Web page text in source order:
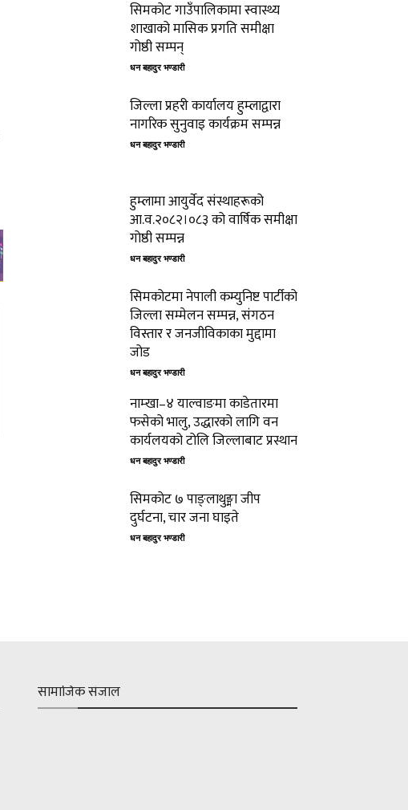
सिमकोट गाउँपालिकामा स्वास्थ्य
शाखाको मासिक प्रगति समीक्षा
गोष्ठी सम्पन्
धन बहादुर भण्डारी
जिल्ला प्रहरी कार्यालय हुम्लाद्वारा
नागरिक सुनुवाइ कार्यक्रम सम्पन्न
धन बहादुर भण्डारी
हुम्लामा आयुर्वेद संस्थाहरूको
आ.व.२०८२।०८३ को वार्षिक समीक्षा
गोष्ठी सम्पन्न
धन बहादुर भण्डारी
सिमकोटमा नेपाली कम्युनिष्ट पार्टीको
जिल्ला सम्मेलन सम्पन्न, संगठन
विस्तार र जनजीविकाका मुद्दामा
जोड
धन बहादुर भण्डारी
नाम्खा–४ याल्वाङमा काडेतारमा
फसेको भालु, उद्धारको लागि वन
कार्यलयको टोलि जिल्लाबाट प्रस्थान
धन बहादुर भण्डारी
सिमकोट ७ पाङ्लाथुङ्मा जीप
दुर्घटना, चार जना घाइते
धन बहादुर भण्डारी
सामाजिक संजाल